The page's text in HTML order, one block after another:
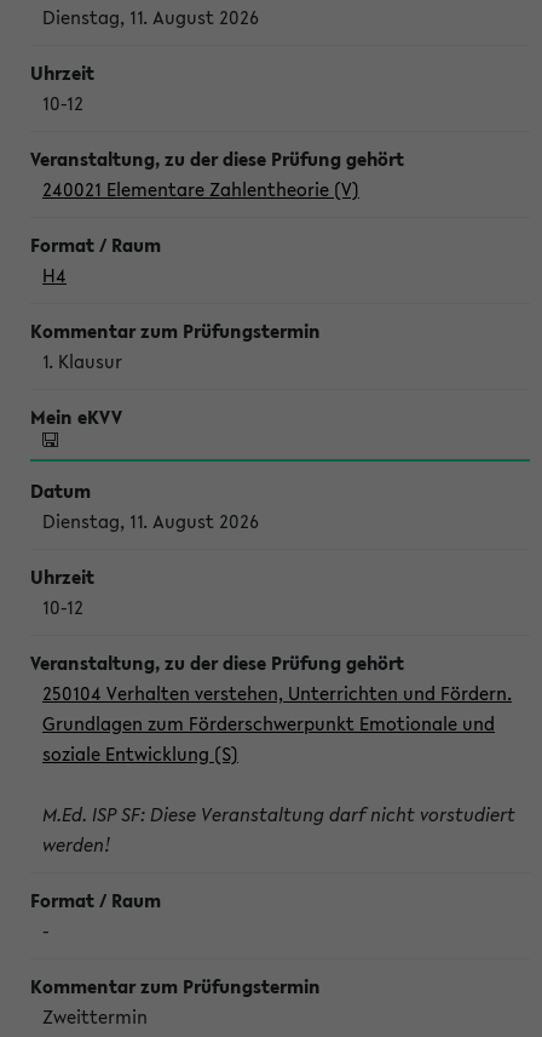
Dienstag, 11. August 2026
10-12
240021 Elementare Zahlentheorie (V)
H4
1. Klausur
Dienstag, 11. August 2026
10-12
250104 Verhalten verstehen, Unterrichten und Fördern.
Grundlagen zum Förderschwerpunkt Emotionale und
soziale Entwicklung (S)
M.Ed. ISP SF: Diese Veranstaltung darf nicht vorstudiert
werden!
-
Zweittermin